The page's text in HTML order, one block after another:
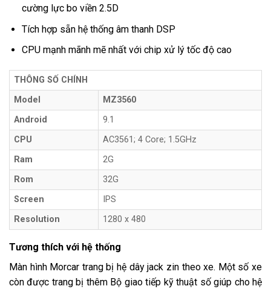
cường lực bo viền 2.5D
Tích hợp sẵn hệ thống âm thanh DSP
CPU mạnh mãnh mẽ nhất với chip xử lý tốc độ cao
THÔNG SỐ CHÍNH
Model
MZ3560
Android
9.1
CPU
AC3561; 4 Core; 1.5GHz
Ram
2G
Rom
32G
Screen
IPS
Resolution
1280 x 480
Tương thích với hệ thống
Màn hình Morcar trang bị hệ dây jack zin theo xe. Một số xe
còn được trang bị thêm Bộ giao tiếp kỹ thuật số giúp cho hệ